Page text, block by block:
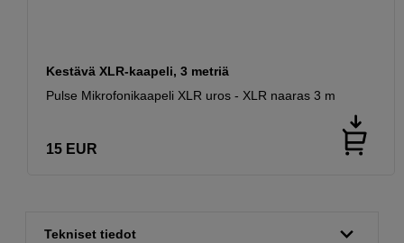
Kestävä XLR-kaapeli, 3 metriä
Pulse Mikrofonikaapeli XLR uros - XLR naaras 3 m
15 EUR
Tekniset tiedot